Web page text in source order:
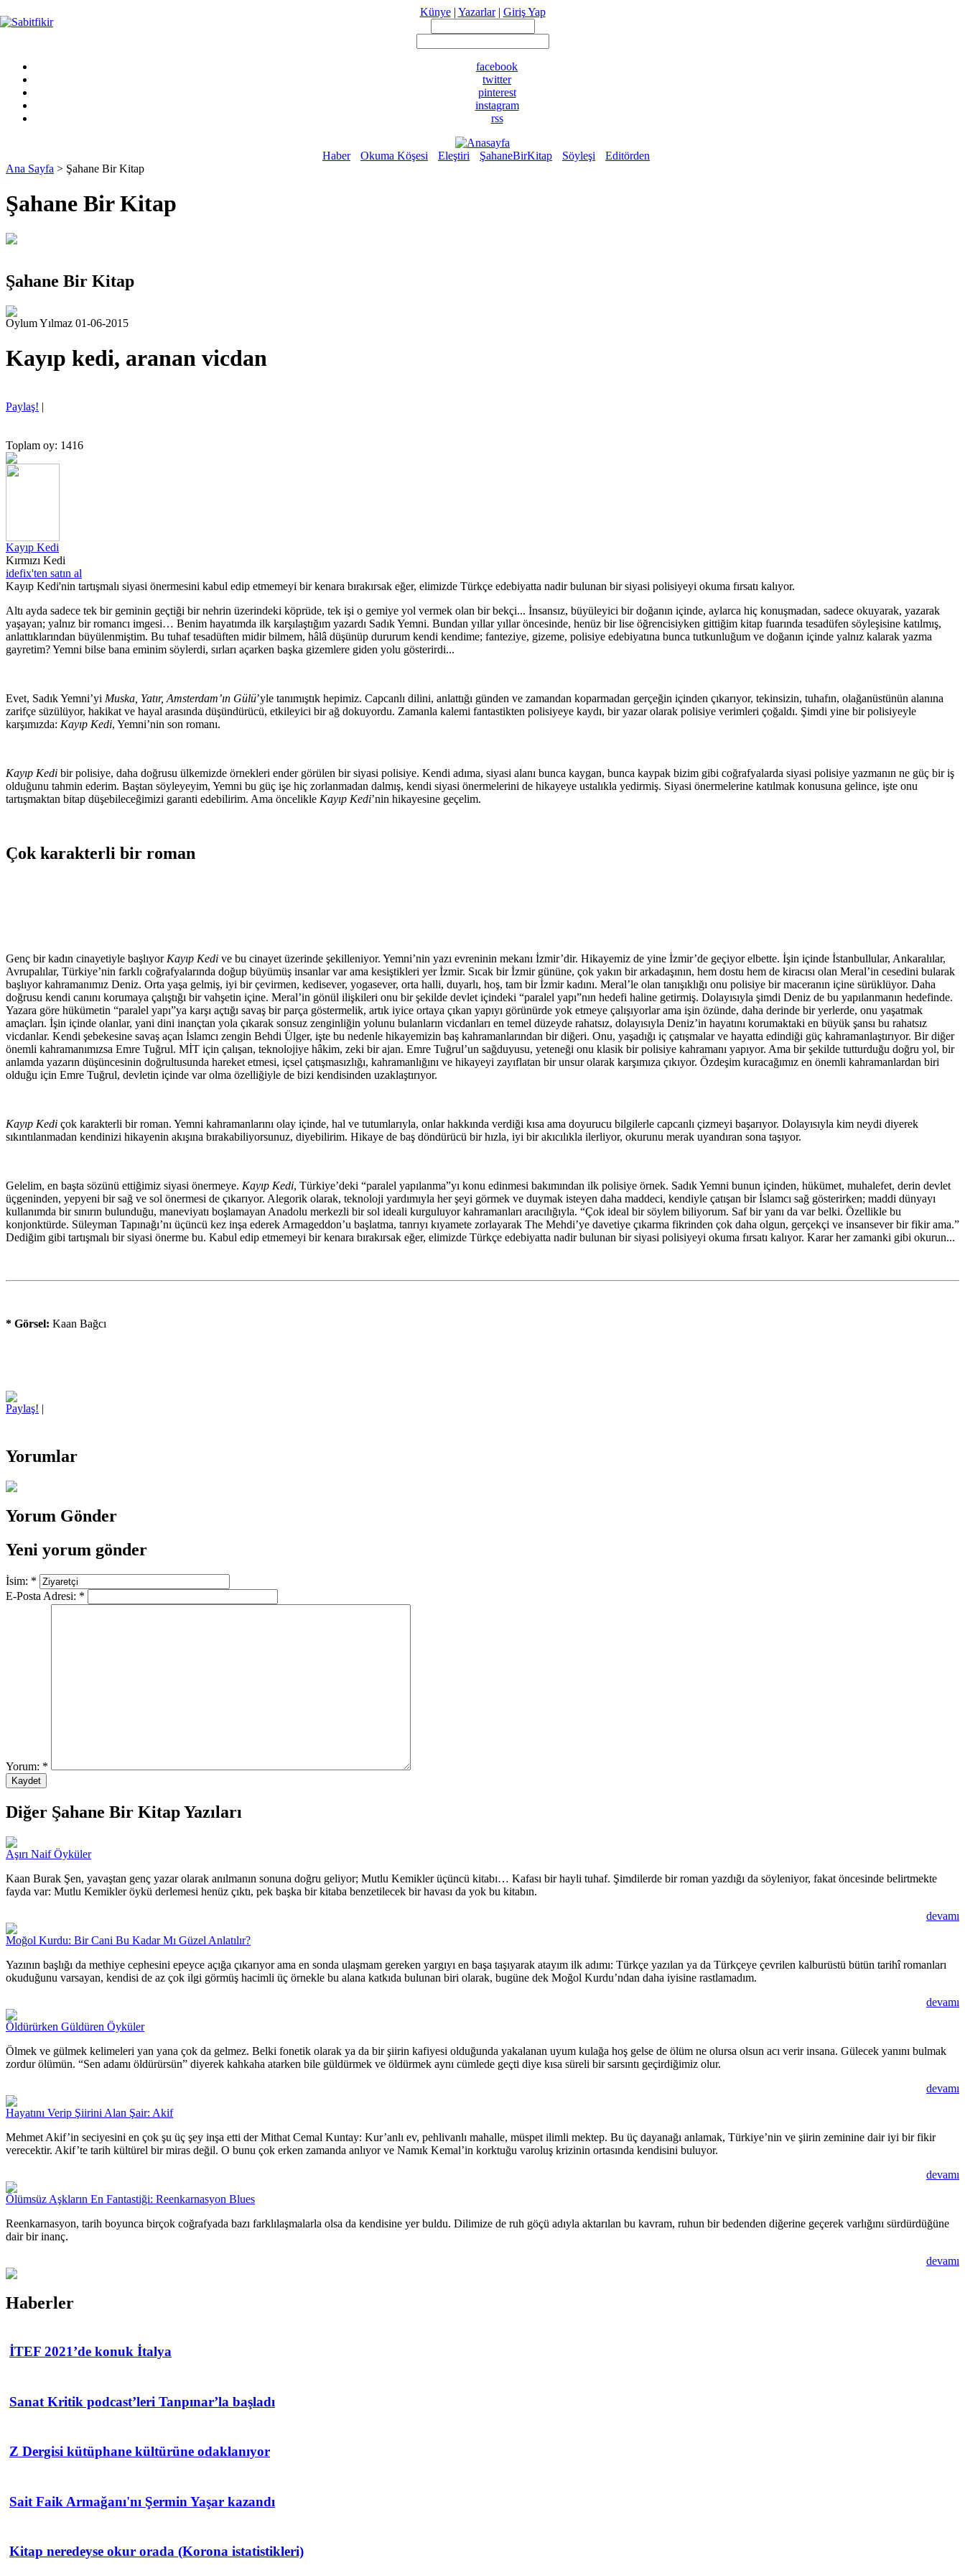
Künye| Yazarlar| Giriş Yap
facebook
twitter
pinterest
instagram
rss
Haber Okuma Köşesi Eleştiri ŞahaneBirKitap Söyleşi
Editörden
Ana Sayfa > Şahane Bir Kitap
Şahane Bir Kitap
Şahane Bir Kitap
Oylum Yılmaz 01-06-2015
Kayıp kedi, aranan vicdan
Paylaş! |
Toplam oy: 1416
Kayıp Kedi
Kırmızı Kedi
idefix'ten satın al
Kayıp Kedi'nin tartışmalı siyasi önermesini kabul edip etmemeyi bir kenara bırakırsak eğer, elimizde Türkçe edebiyatta nadir bulunan bir siyasi polisiyeyi okuma fırsatı kalıyor.
Altı ayda sadece tek bir geminin geçtiği bir nehrin üzerindeki köprüde, tek işi o gemiye yol vermek olan bir bekçi... İnsansız, büyüleyici bir doğanın içinde, aylarca hiç konuşmadan, sadece okuyarak, yazarak
yaşayan; yalnız bir romancı imgesi… Benim hayatımda ilk karşılaştığım yazardı Sadık Yemni. Bundan yıllar yıllar öncesinde, henüz bir lise öğrencisiyken gittiğim kitap fuarında tesadüfen söyleşisine katılmış,
anlattıklarından büyülenmiştim. Bu tuhaf tesadüften midir bilmem, hâlâ düşünüp dururum kendi kendime; fanteziye, gizeme, polisiye edebiyatına bunca tutkunluğum ve doğanın içinde yalnız kalarak yazma
gayretim? Yemni bilse bana eminim söylerdi, sırları açarken başka gizemlere giden yolu gösterirdi...
Evet, Sadık Yemni’yi Muska, Yatır, Amsterdam’ın Gülü’yle tanımıştık hepimiz. Capcanlı dilini, anlattığı günden ve zamandan koparmadan gerçeğin içinden çıkarıyor, tekinsizin, tuhafın, olağanüstünün alanına
zarifçe süzülüyor, hakikat ve hayal arasında düşündürücü, etkileyici bir ağ dokuyordu. Zamanla kalemi fantastikten polisiyeye kaydı, bir yazar olarak polisiye verimleri çoğaldı. Şimdi yine bir polisiyeyle
karşımızda: Kayıp Kedi, Yemni’nin son romanı.
Kayıp Kedi bir polisiye, daha doğrusu ülkemizde örnekleri ender görülen bir siyasi polisiye. Kendi adıma, siyasi alanı bunca kaygan, bunca kaypak bizim gibi coğrafyalarda siyasi polisiye yazmanın ne güç bir iş
olduğunu tahmin ederim. Baştan söyleyeyim, Yemni bu güç işe hiç zorlanmadan dalmış, kendi siyasi önermelerini de hikayeye ustalıkla yedirmiş. Siyasi önermelerine katılmak konusuna gelince, işte onu
tartışmaktan bitap düşebileceğimizi garanti edebilirim. Ama öncelikle Kayıp Kedi’nin hikayesine geçelim.
Çok karakterli bir roman
Genç bir kadın cinayetiyle başlıyor Kayıp Kedi ve bu cinayet üzerinde şekilleniyor. Yemni’nin yazı evreninin mekanı İzmir’dir. Hikayemiz de yine İzmir’de geçiyor elbette. İşin içinde İstanbullular, Ankaralılar,
Avrupalılar, Türkiye’nin farklı coğrafyalarında doğup büyümüş insanlar var ama kesiştikleri yer İzmir. Sıcak bir İzmir gününe, çok yakın bir arkadaşının, hem dostu hem de kiracısı olan Meral’in cesedini bularak
başlıyor kahramanımız Deniz. Orta yaşa gelmiş, iyi bir çevirmen, kedisever, yogasever, orta halli, duyarlı, hoş, tam bir İzmir kadını. Meral’le olan tanışıklığı onu polisiye bir maceranın içine sürüklüyor. Daha
doğrusu kendi canını korumaya çalıştığı bir vahşetin içine. Meral’in gönül ilişkileri onu bir şekilde devlet içindeki “paralel yapı”nın hedefi haline getirmiş. Dolayısıyla şimdi Deniz de bu yapılanmanın hedefinde.
Yazara göre hükümetin “paralel yapı”ya karşı açtığı savaş bir parça göstermelik, artık iyice ortaya çıkan yapıyı görünürde yok etmeye çalışıyorlar ama işin özünde, daha derinde bir yerlerde, onu yaşatmak
amaçları. İşin içinde olanlar, yani dini inançtan yola çıkarak sonsuz zenginliğin yolunu bulanların vicdanları en temel düzeyde rahatsız, dolayısıyla Deniz’in hayatını korumaktaki en büyük şansı bu rahatsız
vicdanlar. Kendi şebekesine savaş açan İslamcı zengin Behdi Ülger, işte bu nedenle hikayemizin baş kahramanlarından bir diğeri. Onu, yaşadığı iç çatışmalar ve hayatta edindiği güç kahramanlaştırıyor. Bir diğer
önemli kahramanımızsa Emre Tuğrul. MİT için çalışan, teknolojiye hâkim, zeki bir ajan. Emre Tuğrul’un sağduyusu, yeteneği onu klasik bir polisiye kahramanı yapıyor. Ama bir şekilde tutturduğu doğru yol, bir
anlamda yazarın düşüncesinin doğrultusunda hareket etmesi, içsel çatışmasızlığı, kahramanlığını ve hikayeyi zayıflatan bir unsur olarak karşımıza çıkıyor. Özdeşim kuracağımız en önemli kahramanlardan biri
olduğu için Emre Tuğrul, devletin içinde var olma özelliğiyle de bizi kendisinden uzaklaştırıyor.
Kayıp Kedi çok karakterli bir roman. Yemni kahramanlarını olay içinde, hal ve tutumlarıyla, onlar hakkında verdiği kısa ama doyurucu bilgilerle capcanlı çizmeyi başarıyor. Dolayısıyla kim neydi diyerek
sıkıntılanmadan kendinizi hikayenin akışına bırakabiliyorsunuz, diyebilirim. Hikaye de baş döndürücü bir hızla, iyi bir akıcılıkla ilerliyor, okurunu merak uyandıran sona taşıyor.
Gelelim, en başta sözünü ettiğimiz siyasi önermeye. Kayıp Kedi, Türkiye’deki “paralel yapılanma”yı konu edinmesi bakımından ilk polisiye örnek. Sadık Yemni bunun içinden, hükümet, muhalefet, derin devlet
üçgeninden, yepyeni bir sağ ve sol önermesi de çıkarıyor. Alegorik olarak, teknoloji yardımıyla her şeyi görmek ve duymak isteyen daha maddeci, kendiyle çatışan bir İslamcı sağ gösterirken; maddi dünyayı
kullanımda bir sınırın bulunduğu, maneviyatı boşlamayan Anadolu merkezli bir sol ideali kurguluyor kahramanları aracılığıyla. “Çok ideal bir söylem biliyorum. Saf bir yanı da var belki. Özellikle bu
konjonktürde. Süleyman Tapınağı’nı üçüncü kez inşa ederek Armageddon’u başlatma, tanrıyı kıyamete zorlayarak The Mehdi’ye davetiye çıkarma fikrinden çok daha olgun, gerçekçi ve insansever bir fikir ama.”
Dediğim gibi tartışmalı bir siyasi önerme bu. Kabul edip etmemeyi bir kenara bırakırsak eğer, elimizde Türkçe edebiyatta nadir bulunan bir siyasi polisiyeyi okuma fırsatı kalıyor. Karar her zamanki gibi okurun...
* Görsel: Kaan Bağcı
Paylaş! |
Yorumlar
Yorum Gönder
Yeni yorum gönder
İsim: *
E-Posta Adresi: *
Yorum: *
Diğer Şahane Bir Kitap Yazıları
Aşırı Naif Öyküler
Kaan Burak Şen, yavaştan genç yazar olarak anılmanın sonuna doğru geliyor; Mutlu Kemikler üçüncü kitabı… Kafası bir hayli tuhaf. Şimdilerde bir roman yazdığı da söyleniyor, fakat öncesinde belirtmekte
fayda var: Mutlu Kemikler öykü derlemesi henüz çıktı, pek başka bir kitaba benzetilecek bir havası da yok bu kitabın.
devamı
Moğol Kurdu: Bir Cani Bu Kadar Mı Güzel Anlatılır?
Yazının başlığı da methiye cephesini epeyce açığa çıkarıyor ama en sonda ulaşmam gereken yargıyı en başa taşıyarak atayım ilk adımı: Türkçe yazılan ya da Türkçeye çevrilen kalburüstü bütün tarihî romanları
okuduğunu varsayan, kendisi de az çok ilgi görmüş hacimli üç örnekle bu alana katkıda bulunan biri olarak, bugüne dek Moğol Kurdu’ndan daha iyisine rastlamadım.
devamı
Öldürürken Güldüren Öyküler
Ölmek ve gülmek kelimeleri yan yana çok da gelmez. Belki fonetik olarak ya da bir şiirin kafiyesi olduğunda yakalanan uyum kulağa hoş gelse de ölüm ne olursa olsun acı verir insana. Gülecek yanını bulmak
zordur ölümün. “Sen adamı öldürürsün” diyerek kahkaha atarken bile güldürmek ve öldürmek aynı cümlede geçti diye kısa süreli bir sarsıntı geçirdiğimiz olur.
devamı
Hayatını Verip Şiirini Alan Şair: Akif
Mehmet Akif’in seciyesini en çok şu üç şey inşa etti der Mithat Cemal Kuntay: Kur’anlı ev, pehlivanlı mahalle, müspet ilimli mektep. Bu üç dayanağı anlamak, Türkiye’nin ve şiirin zeminine dair iyi bir fikir
verecektir. Akif’te tarih kültürel bir miras değil. O bunu çok erken zamanda anlıyor ve Namık Kemal’in korktuğu varoluş krizinin ortasında kendisini buluyor.
devamı
Ölümsüz Aşkların En Fantastiği: Reenkarnasyon Blues
Reenkarnasyon, tarih boyunca birçok coğrafyada bazı farklılaşmalarla olsa da kendisine yer buldu. Dilimize de ruh göçü adıyla aktarılan bu kavram, ruhun bir bedenden diğerine geçerek varlığını sürdürdüğüne
dair bir inanç.
devamı
Haberler
İTEF 2021’de konuk İtalya
Sanat Kritik podcast’leri Tanpınar’la başladı
Z Dergisi kütüphane kültürüne odaklanıyor
Sait Faik Armağanı'nı Şermin Yaşar kazandı
Kitap neredeyse okur orada (Korona istatistikleri)